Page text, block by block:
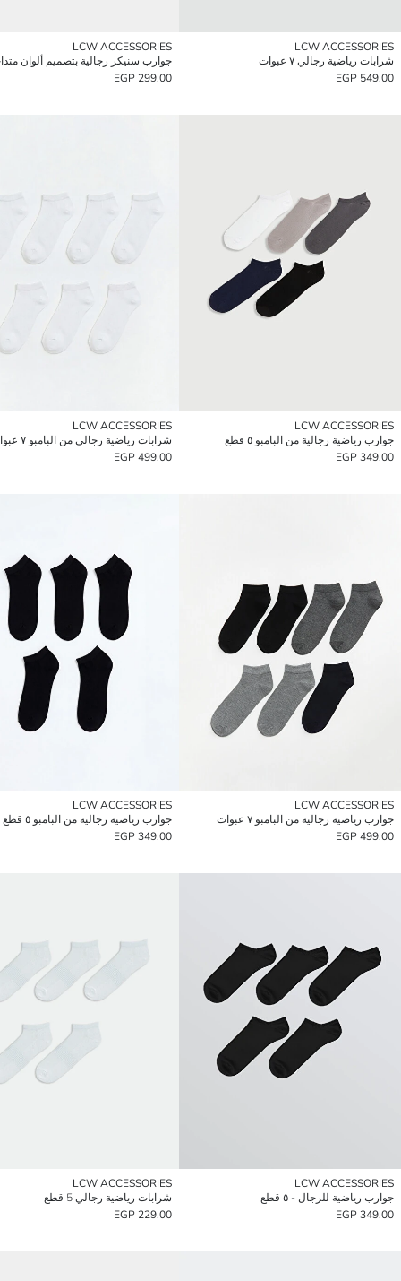
LCW ACCESSORIES
شرابات رياضية رجالي ٧ عبوات
549.00 EGP
LCW ACCESSORIES
299.00 EGP
LCW ACCESSORIES
جوارب رياضية رجالية من البامبو ٥ قطع
349.00 EGP
LCW ACCESSORIES
شرابات رياضية رجالي من البامبو ٧ عبوات
499.00 EGP
LCW ACCESSORIES
جوارب رياضية رجالية من البامبو ٧ عبوات
499.00 EGP
LCW ACCESSORIES
جوارب رياضية رجالية من البامبو ٥ قطع
349.00 EGP
LCW ACCESSORIES
جوارب رياضية للرجال - ٥ قطع
349.00 EGP
LCW ACCESSORIES
شرابات رياضية رجالي 5 قطع
229.00 EGP